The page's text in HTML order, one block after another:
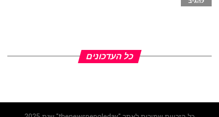
כל העדכונים